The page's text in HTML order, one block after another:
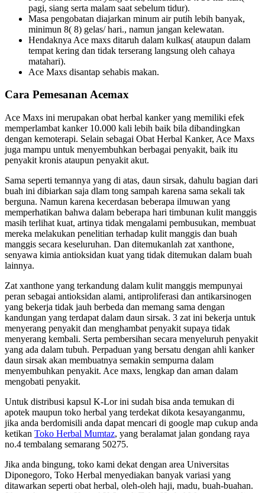
pagi, siang serta malam saat sebelum tidur).
Masa pengobatan diajarkan minum air putih lebih banyak,
minimun 8( 8) gelas/ hari., namun jangan kelewatan.
Hendaknya Ace maxs ditaruh dalam kulkas( ataupun dalam
tempat kering dan tidak terserang langsung oleh cahaya
matahari).
Ace Maxs disantap sehabis makan.
Cara Pemesanan Acemax
Ace Maxs ini merupakan obat herbal kanker yang memiliki efek
memperlambat kanker 10.000 kali lebih baik bila dibandingkan
dengan kemoterapi. Selain sebagai Obat Herbal Kanker, Ace Maxs
juga mampu untuk menyembuhkan berbagai penyakit, baik itu
penyakit kronis ataupun penyakit akut.
Sama seperti temannya yang di atas, daun sirsak, dahulu bagian dari
buah ini dibiarkan saja dlam tong sampah karena sama sekali tak
berguna. Namun karena kecerdasan beberapa ilmuwan yang
memperhatikan bahwa dalam beberapa hari timbunan kulit manggis
masih terlihat kuat, artinya tidak mengalami pembusukan, membuat
mereka melakukan penelitian terhadap kulit manggis dan buah
manggis secara keseluruhan. Dan ditemukanlah zat xanthone,
senyawa kimia antioksidan kuat yang tidak ditemukan dalam buah
lainnya.
Zat xanthone yang terkandung dalam kulit manggis mempunyai
peran sebagai antioksidan alami, antiproliferasi dan antikarsinogen
yang bekerja tidak jauh berbeda dan memang sama dengan
kandungan yang terdapat dalam daun sirsak. 3 zat ini bekerja untuk
menyerang penyakit dan menghambat penyakit supaya tidak
menyerang kembali. Serta pembersihan secara menyeluruh penyakit
yang ada dalam tubuh. Perpaduan yang bersatu dengan ahli kanker
daun sirsak akan membuatnya semakin sempurna dalam
menyembuhkan penyakit. Ace maxs, lengkap dan aman dalam
mengobati penyakit.
Untuk distribusi kapsul K-Lor ini sudah bisa anda temukan di
apotek maupun toko herbal yang terdekat dikota kesayanganmu,
jika anda berdomisili anda dapat mencari di google map cukup anda
ketikan Toko Herbal Mumtaz, yang beralamat jalan gondang raya
no.4 tembalang semarang 50275.
Jika anda bingung, toko kami dekat dengan area Universitas
Diponegoro, Toko Herbal menyediakan banyak variasi yang
ditawarkan seperti obat herbal, oleh-oleh haji, madu, buah-buahan.